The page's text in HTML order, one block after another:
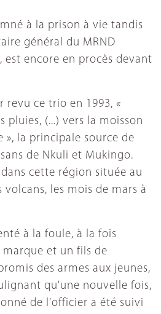
à la prison à vie tandis
général du MRND
est encore en procès devant
revu ce trio en 1993, «
pluies, (...) vers la moisson
», la principale source de
de Nkuli et Mukingo.
cette région située au
volcans, les mois de mars à
à la foule, à la fois
et un fils de
des armes aux jeunes,
qu'une nouvelle fois,
de l'officier a été suivi